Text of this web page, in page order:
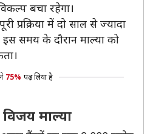
बचा रहेगा।
प्रक्रिया में दो साल से ज्यादा
समय के दौरान माल्या को
75% पढ़ लिया है
माल्या